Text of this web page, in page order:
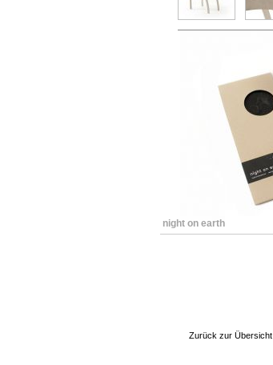
night on earth
Zurück zur Übersicht